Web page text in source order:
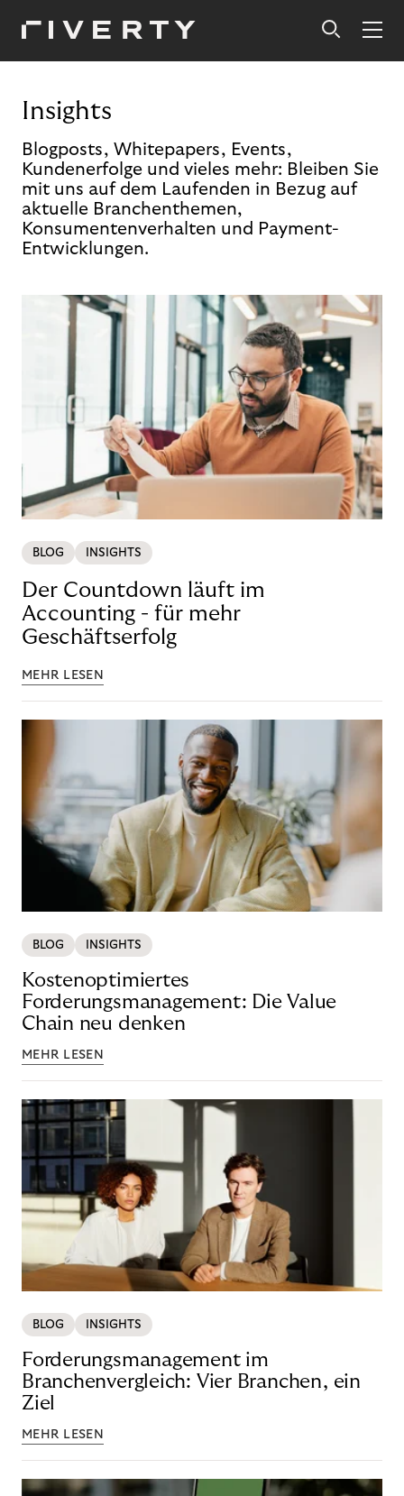
Insights
Blogposts, Whitepapers, Events,
Kundenerfolge und vieles mehr: Bleiben Sie
mit uns auf dem Laufenden in Bezug auf
aktuelle Branchenthemen,
Konsumentenverhalten und Payment-
Entwicklungen.
BLOG INSIGHTS
Der Countdown läuft im
Accounting - für mehr
Geschäftserfolg
MEHR LESEN
BLOG INSIGHTS
Kostenoptimiertes
Forderungsmanagement: Die Value
Chain neu denken
MEHR LESEN
BLOG INSIGHTS
Forderungsmanagement im
Branchenvergleich: Vier Branchen, ein
Ziel
MEHR LESEN